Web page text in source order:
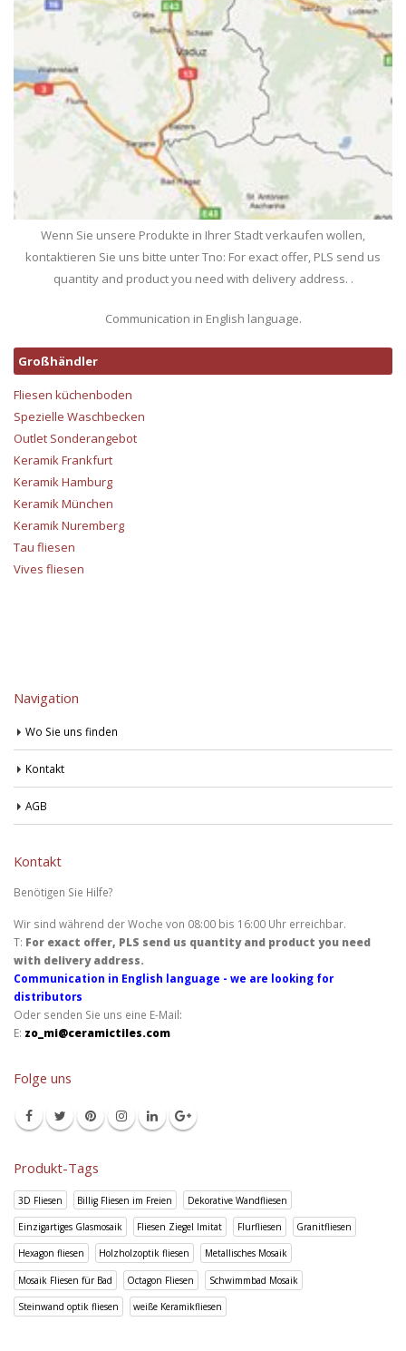
Wenn Sie unsere Produkte in Ihrer Stadt verkaufen wollen,
kontaktieren Sie uns bitte unter Tno: For exact offer, PLS send us
quantity and product you need with delivery address. .
Communication in English language.
Großhändler
Fliesen küchenboden
Spezielle Waschbecken
Outlet Sonderangebot
Keramik Frankfurt
Keramik Hamburg
Keramik München
Keramik Nuremberg
Tau fliesen
Vives fliesen
Navigation
Wo Sie uns finden
Kontakt
AGB
Kontakt
Benötigen Sie Hilfe?
Wir sind während der Woche von 08:00 bis 16:00 Uhr erreichbar.
T: For exact offer, PLS send us quantity and product you need
with delivery address.
Communication in English language - we are looking for
distributors
Oder senden Sie uns eine E-Mail:
E: zo_mi@ceramictiles.com
Folge uns
Produkt-Tags
3D Fliesen Billig Fliesen im Freien Dekorative Wandfliesen
Einzigartiges Glasmosaik Fliesen Ziegel Imitat Flurfliesen Granitfliesen
Hexagon fliesen Holzholzoptik fliesen Metallisches Mosaik
Mosaik Fliesen für Bad Octagon Fliesen Schwimmbad Mosaik
Steinwand optik fliesen weiße Keramikfliesen